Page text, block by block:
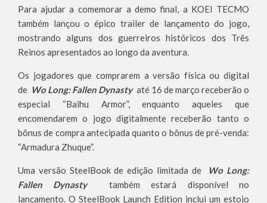
Para ajudar a comemorar a demo final, a KOEI TECMO
também lançou o épico trailer de lançamento do jogo,
mostrando alguns dos guerreiros históricos dos Três
Reinos apresentados ao longo da aventura.
Os jogadores que comprarem a versão física ou digital
de Wo Long: Fallen Dynastyaté 16 de março receberão o
especial “Baihu Armor”, enquanto aqueles que
encomendarem o jogo digitalmente receberão tanto o
bônus de compra antecipada quanto o bônus de pré-venda:
“Armadura Zhuque”.
Uma versão SteelBook de edição limitada de Wo Long:
Fallen Dynastytambém estará disponível no
lançamento. O SteelBook Launch Edition inclui um estojo